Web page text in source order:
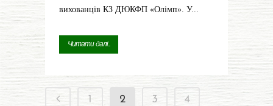
вихованців КЗ ДЮКФП «Олімп». У...
Читати далі...
1 2 3 4